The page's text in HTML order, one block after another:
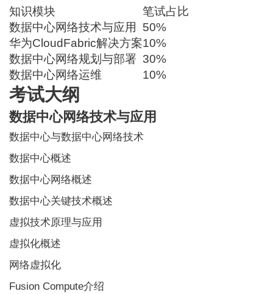
知识模块
笔试占比
数据中心网络技术与应用
50%
华为CloudFabric解决方案10%
数据中心网络规划与部署 30%
数据中心网络运维
10%
考试大纲
数据中心网络技术与应用
数据中心与数据中心网络技术
数据中心概述
数据中心网络概述
数据中心关键技术概述
虚拟技术原理与应用
虚拟化概述
网络虚拟化
Fusion Compute介绍